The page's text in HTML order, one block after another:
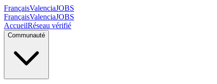
FrançaisValenciaJOBS
FrançaisValenciaJOBS
AccueilRéseau vérifié
Communauté